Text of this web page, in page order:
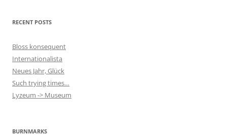
RECENT POSTS
Bloss konsequent
Internationalista
Neues Jahr, Glück
Such trying times…
Lyzeum -> Museum
BURNMARKS